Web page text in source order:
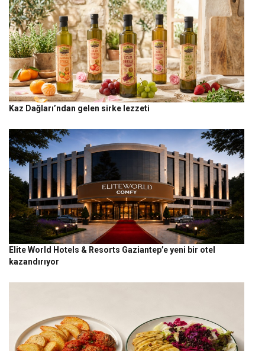
Kaz Dağları’ndan gelen sirke lezzeti
Elite World Hotels & Resorts Gaziantep’e yeni bir otel
kazandırıyor